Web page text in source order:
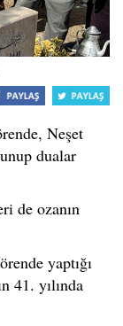
Neşet
dualar
de ozanın
yaptığı
41. yılında